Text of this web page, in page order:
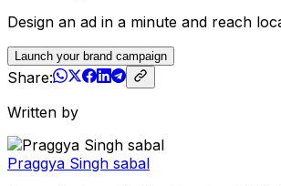
Design an ad in a minute and reach
Launch your brand campaign
Share:
Written by
Praggya Singh sabal